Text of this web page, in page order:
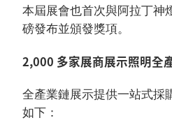
本屆展會也首次與阿拉丁神
磅發布並頒發獎項。
2,000 多家展商展示照明全
全產業鏈展示提供一站式採
如下：